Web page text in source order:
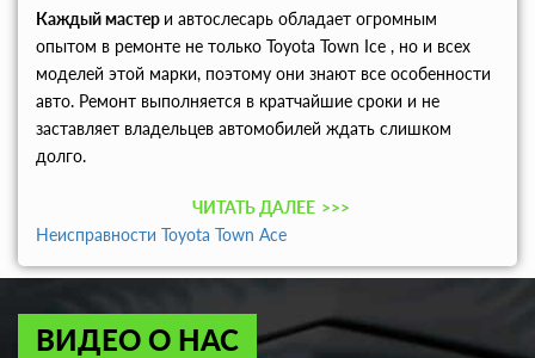
Каждый мастер и автослесарь обладает огромным
опытом в ремонте не только Toyota Town Ice , но и всех
моделей этой марки, поэтому они знают все особенности
авто. Ремонт выполняется в кратчайшие сроки и не
заставляет владельцев автомобилей ждать слишком
долго.
ЧИТАТЬ ДАЛЕЕ >>>
Неисправности Toyota Town Ace
ВИДЕО О НАС